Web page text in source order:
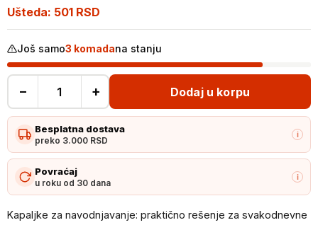
Ušteda: 501 RSD
Još samo3 komadana stanju
za
navodnjavanje
-
− + Dodaj u korpu
Besplatna dostava
preko 3.000 RSD
i
Povraćaj
u roku od 30 dana
i
Kapaljke za navodnjavanje: praktično rešenje za svakodnevne